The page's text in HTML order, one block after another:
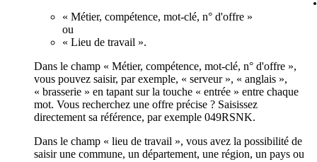
« Métier, compétence, mot-clé, n° d'offre »
ou
« Lieu de travail ».
Dans le champ « Métier, compétence, mot-clé, n° d'offre »,
vous pouvez saisir, par exemple, « serveur », « anglais »,
« brasserie » en tapant sur la touche « entrée » entre chaque
mot. Vous recherchez une offre précise ? Saisissez
directement sa référence, par exemple 049RSNK.
Dans le champ « lieu de travail », vous avez la possibilité de
saisir une commune, un département, une région, un pays ou